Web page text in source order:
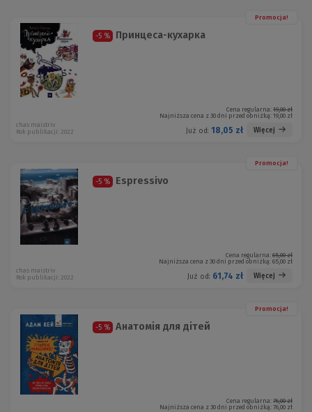
Promocja!
-5 % Принцеса-кухарка
Cena regularna: 19,00 zł
Najniższa cena z 30 dni przed obniżką: 19,00 zł
Już od: 18,05 zł Więcej
chas maistriv
Rok publikacji: 2022
Promocja!
-5 % Espressivo
Cena regularna: 65,00 zł
Najniższa cena z 30 dni przed obniżką: 65,00 zł
Już od: 61,74 zł Więcej
chas maistriv
Rok publikacji: 2022
Promocja!
-5 % Анатомія для дітей
Cena regularna: 76,00 zł
Najniższa cena z 30 dni przed obniżką: 76,00 zł